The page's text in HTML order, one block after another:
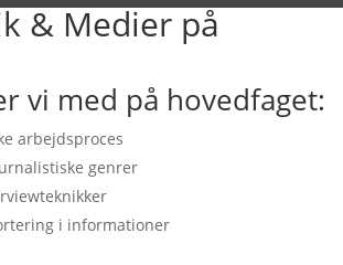
& Medier på
vi med på hovedfaget:
arbejdsproces
genrer
i informationer